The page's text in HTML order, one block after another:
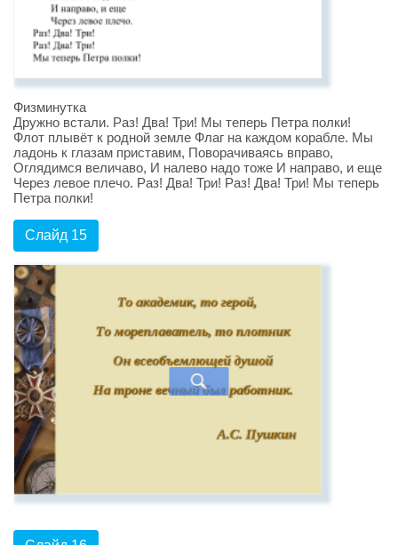
Физминутка
Дружно встали. Раз! Два! Три! Мы теперь Петра полки!
Флот плывёт к родной земле Флаг на каждом корабле. Мы
ладонь к глазам приставим, Поворачиваясь вправо,
Оглядимся величаво, И налево надо тоже И направо, и еще
Через левое плечо. Раз! Два! Три! Раз! Два! Три! Мы теперь
Петра полки!
Слайд 15